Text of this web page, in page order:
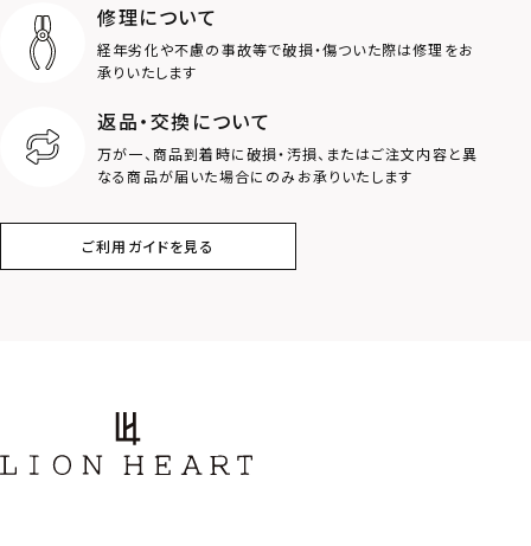
修理について
経年劣化や不慮の事故等で破損・傷ついた際は修理をお
承りいたします
返品・交換について
万が一、商品到着時に破損・汚損、またはご注文内容と異
なる商品が届いた場合にのみお承りいたします
ご利用ガイドを見る